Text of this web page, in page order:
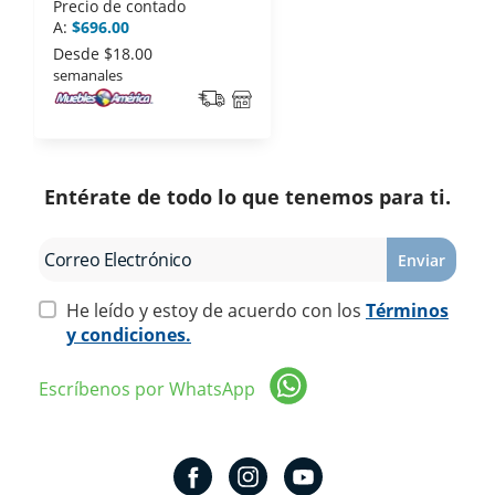
Precio de contado
A: $696.00
Desde $18.00
semanales
Entérate de todo lo que tenemos para ti.
Enviar
He leído y estoy de acuerdo con los Términos
y condiciones.
Escríbenos por WhatsApp